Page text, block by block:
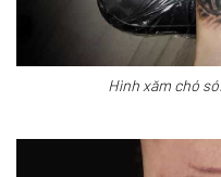
Hình xăm chó